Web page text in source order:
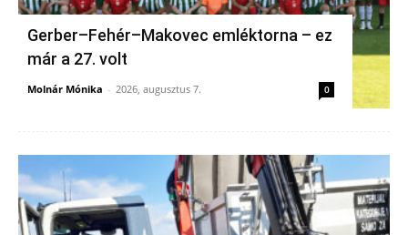
Gerber–Fehér–Makovec emléktorna – ez
már a 27. volt
Molnár Mónika - 2026, augusztus 7. 0